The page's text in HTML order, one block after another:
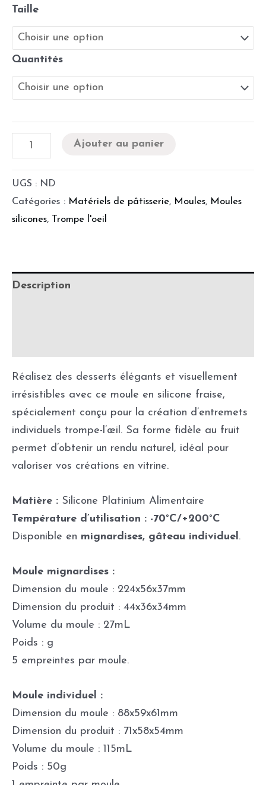
Taille
Quantités
Ajouter au panier
UGS : ND
Catégories : Matériels de pâtisserie, Moules, Moules
silicones, Trompe l'oeil
Description
Réalisez des desserts élégants et visuellement
irrésistibles avec ce moule en silicone fraise,
spécialement conçu pour la création d’entremets
individuels trompe-l’œil. Sa forme fidèle au fruit
permet d’obtenir un rendu naturel, idéal pour
valoriser vos créations en vitrine.
Matière : Silicone Platinium Alimentaire
Température d’utilisation : -70°C/+200°C
Disponible en mignardises, gâteau individuel .
Moule mignardises :
Dimension du moule : 224x56x37mm
Dimension du produit : 44x36x34mm
Volume du moule : 27mL
Poids : g
5 empreintes par moule.
Moule individuel :
Dimension du moule : 88x59x61mm
Dimension du produit : 71x58x54mm
Volume du moule : 115mL
Poids : 50g